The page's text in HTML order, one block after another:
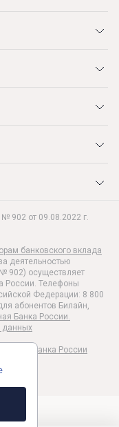
902 от 09.08.2022 г.
банковского вклада
деятельностью
902) осуществляет
России. Телефоны
Федерации: 8 800
абонентов Билайн,
Банка России.
данных
Банка России